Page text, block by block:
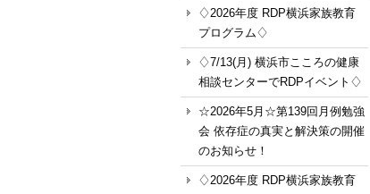
♢2026年度 RDP横浜家族教育
プログラム♢
♢7/13(月) 横浜市こころの健康
相談センターでRDPイベント♢
☆2026年5月☆第139回月例勉強
会 依存症の真実と解決策の開催
のお知らせ！
♢2026年度 RDP横浜家族教育